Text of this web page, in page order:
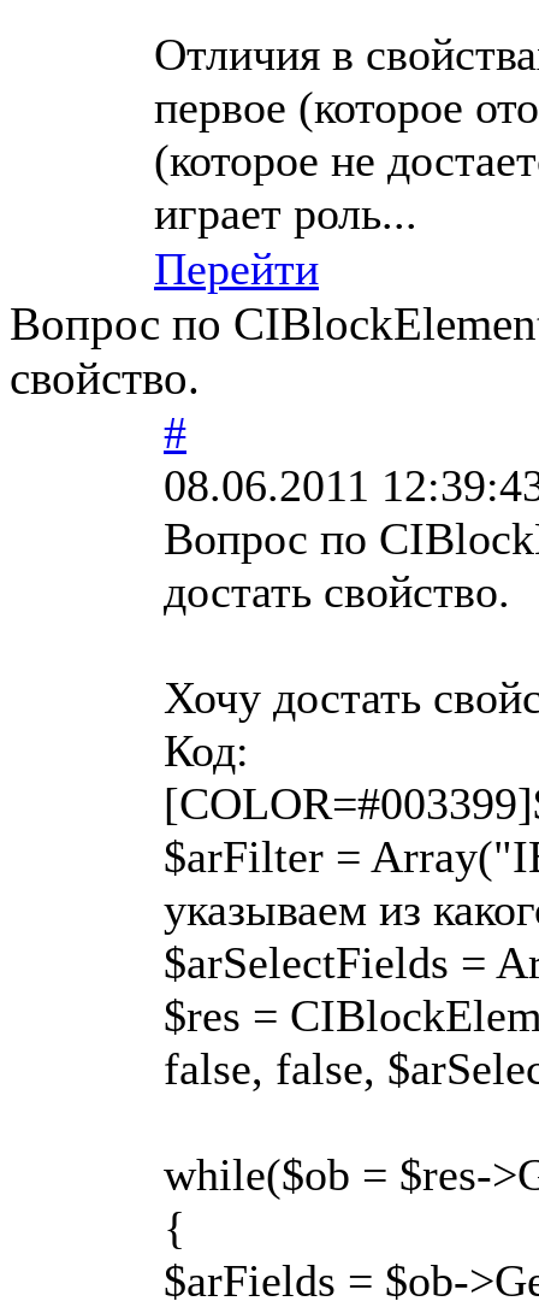
Отличия в
первое (которое
(которое не
играет роль...
Перейти
Вопрос по
свойство.
#
08.06.2011
Вопрос по
достать свойство.
Хочу достать
Код:
$arFilter =
указываем из
$arSelectFields =
$res =
false, false,
while($ob = $res-
{
$arFields = $ob-